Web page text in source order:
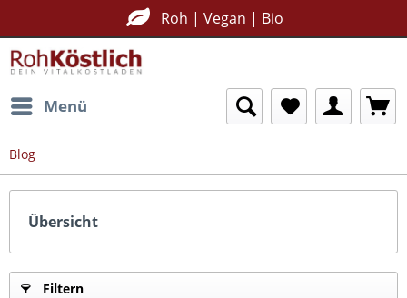
Roh | Vegan | Bio
Menü
Blog
Übersicht
Filtern